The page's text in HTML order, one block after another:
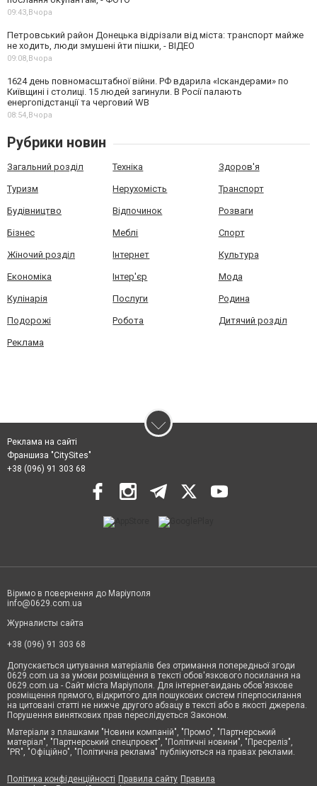
09:43, Вчора
Петровський район Донецька відрізали від міста: транспорт майже
не ходить, люди змушені йти пішки, - ВІДЕО
09:08, Вчора
1624 день повномасштабної війни. РФ вдарила «Іскандерами» по
Київщині і столиці. 15 людей загинули. В Росії палають
енергопідстанції та черговий WB
08:54, Вчора
Рубрики новин
Загальний розділ Техніка Здоров'я
Туризм Нерухомість Транспорт
Будівництво Відпочинок Розваги
Бізнес Меблі Спорт
Жіночий розділ Інтернет Культура
Економіка Інтер'єр Мода
Кулінарія Послуги Родина
Подорожі Робота Дитячий розділ
Реклама
Реклама на сайті
Франшиза "CitySites"
+38 (096) 91 303 68
Віримо в повернення до Маріуполя
info@0629.com.ua
Журналисты сайта
+38 (096) 91 303 68
Допускається цитування матеріалів без отримання попередньої згоди
0629.com.ua за умови розміщення в тексті обов'язкового посилання на
0629.com.ua - Сайт міста Маріуполя. Для інтернет-видань обов'язкове
розміщення прямого, відкритого для пошукових систем гіперпосилання
на цитовані статті не нижче другого абзацу в тексті або в якості джерела.
Порушення виняткових прав переслідується Законом.
Матеріали з плашками "Новини компаній", "Промо", "Партнерський
матеріал", "Партнерський спецпроєкт", "Політичні новини", "Пресреліз",
"PR", "Офіційно", "Політична реклама" публікуються на правах реклами.
Політика конфіденційності Правила сайту Правила